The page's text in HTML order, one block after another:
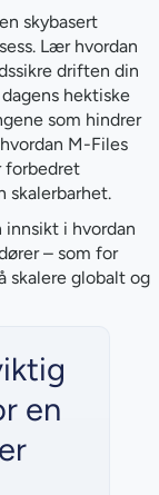
skybasert
Lær hvordan
driften din
hektiske
som hindrer
M-Files
forbedret
skalerbarhet.
innsikt i hvordan
– som for
skalere globalt og
en